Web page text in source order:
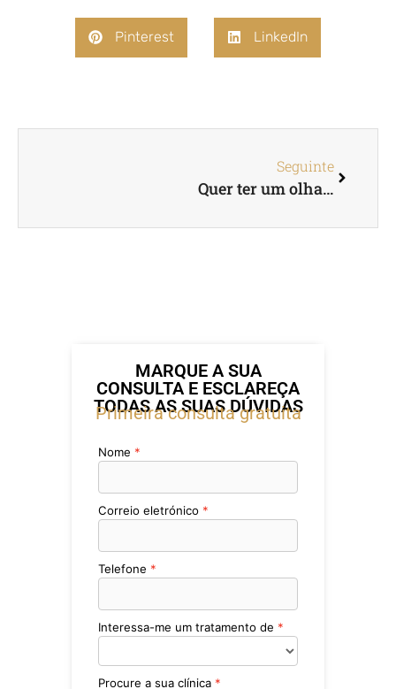
Pinterest LinkedIn
Seguinte
Quer ter um olhar felino?
MARQUE A SUA
CONSULTA E ESCLAREÇA
TODAS AS SUAS DÚVIDAS
Primeira consulta gratuita
Nome
Correio eletrónico
Telefone
Interessa-me um tratamento de
Procure a sua clínica